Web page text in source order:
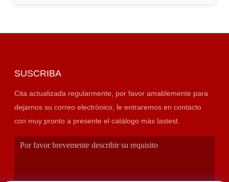
SUSCRIBA
Cita actualizada regularmente, por favor amablemente para
dejarnos su correo electrónico, le entraremos en contacto
con muy pronto a presente el catálogo más lastest.